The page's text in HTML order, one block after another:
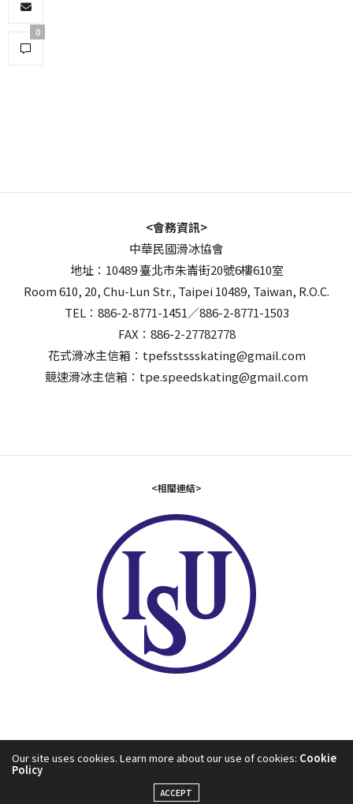
0
<會務資訊>
中華民國滑冰協會
地址：10489 臺北市朱崙街20號6樓610室
Room 610, 20, Chu-Lun Str., Taipei 10489, Taiwan, R.O.C.
TEL：886-2-8771-1451／886-2-8771-1503
FAX：886-2-27782778
花式滑冰主信箱：tpefsstssskating@gmail.com
競速滑冰主信箱：tpe.speedskating@gmail.com
<相關連結>
Our site uses cookies. Learn more about our use of cookies: Cookie
Policy
ACCEPT